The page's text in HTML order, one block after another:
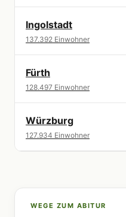
Ingolstadt
137.392 Einwohner
Fürth
128.497 Einwohner
Würzburg
127.934 Einwohner
WEGE ZUM ABITUR